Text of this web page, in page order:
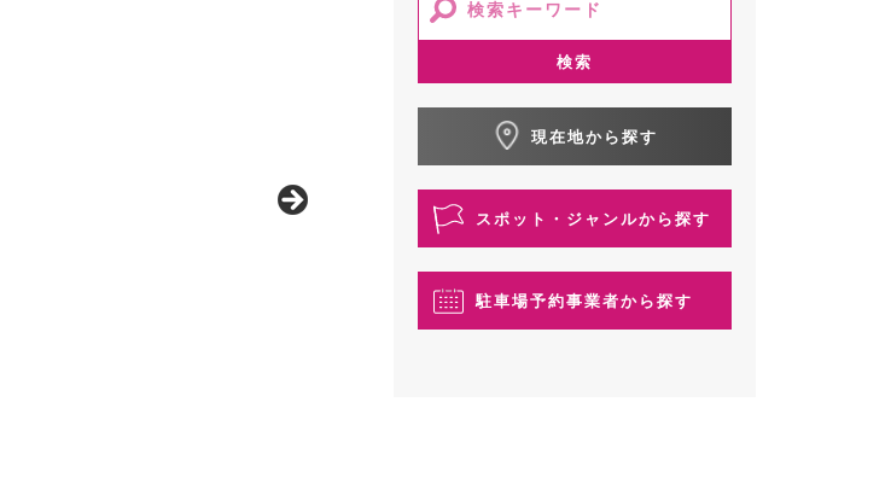
検索
現在地から探す
スポット・ジャンルから探す
駐車場予約事業者から探す